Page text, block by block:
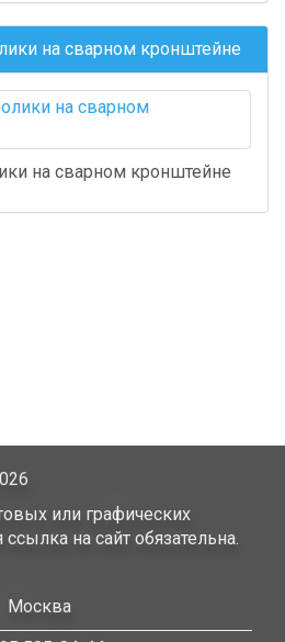
на сварном кронштейне
на сварном кронштейне
или графических
на сайт обязательна.
Москва